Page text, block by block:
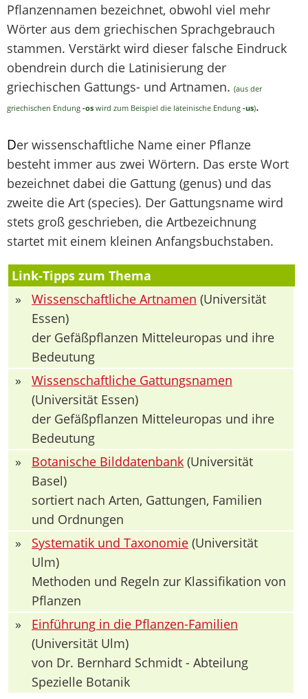
Pflanzennamen bezeichnet, obwohl viel mehr
Wörter aus dem griechischen Sprachgebrauch
stammen. Verstärkt wird dieser falsche Eindruck
obendrein durch die Latinisierung der
griechischen Gattungs- und Artnamen. (aus der
griechischen Endung -os wird zum Beispiel die lateinische Endung -us).
Der wissenschaftliche Name einer Pflanze
besteht immer aus zwei Wörtern. Das erste Wort
bezeichnet dabei die Gattung (genus) und das
zweite die Art (species). Der Gattungsname wird
stets groß geschrieben, die Artbezeichnung
startet mit einem kleinen Anfangsbuchstaben.
Link-Tipps zum Thema
»
Wissenschaftliche Artnamen (Universität
Essen)
der Gefäßpflanzen Mitteleuropas und ihre
Bedeutung
»
Wissenschaftliche Gattungsnamen
(Universität Essen)
der Gefäßpflanzen Mitteleuropas und ihre
Bedeutung
»
Botanische Bilddatenbank (Universität
Basel)
sortiert nach Arten, Gattungen, Familien
und Ordnungen
»
Systematik und Taxonomie (Universität
Ulm)
Methoden und Regeln zur Klassifikation von
Pflanzen
»
Einführung in die Pflanzen-Familien
(Universität Ulm)
von Dr. Bernhard Schmidt - Abteilung
Spezielle Botanik